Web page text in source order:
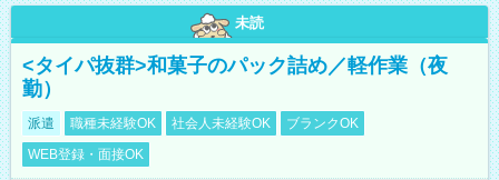
未読
<タイパ抜群>和菓子のパック詰め／軽作業（夜
勤）
派遣 職種未経験OK 社会人未経験OK
ブランクOK
WEB登録・面接OK